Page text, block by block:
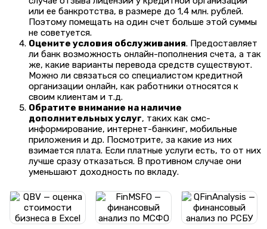
или ее банкротства, в размере до 1,4 млн. рублей.
Поэтому помещать на один счет больше этой суммы
не советуется.
Оцените условия обслуживания. Предоставляет
ли банк возможность онлайн-пополнения счета, а так
же, какие варианты перевода средств существуют.
Можно ли связаться со специалистом кредитной
организации онлайн, как работники относятся к
своим клиентам и т.д.
Обратите внимание на наличие
дополнительных услуг, таких как смс-
информирование, интернет-банкинг, мобильные
приложения и др. Посмотрите, за какие из них
взимается плата. Если платные услуги есть, то от них
лучше сразу отказаться. В противном случае они
уменьшают доходность по вкладу.